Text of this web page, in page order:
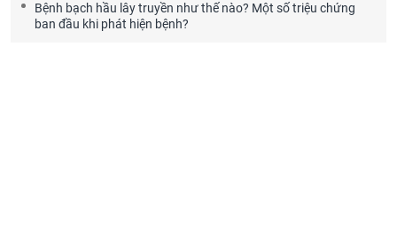
Bệnh bạch hầu lây truyền như thế nào? Một số triệu chứng
ban đầu khi phát hiện bệnh?